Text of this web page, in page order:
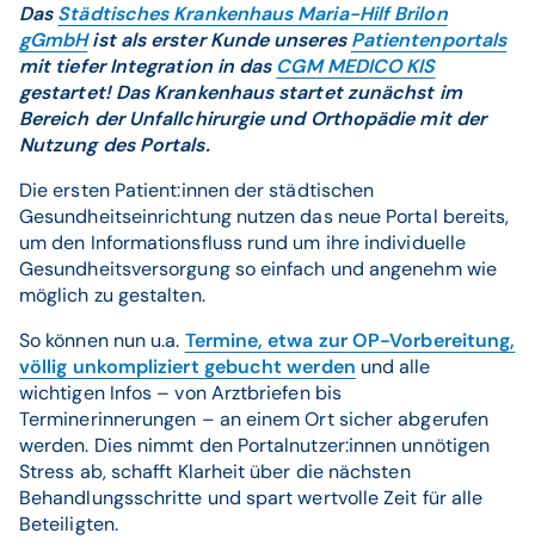
DasStädtisches Krankenhaus Maria-Hilf Brilon
gGmbHist als erster Kunde unseresPatientenportals
mit tiefer Integration in das CGM MEDICO KIS
gestartet! Das Krankenhaus startet zunächst im
Bereich der Unfallchirurgie und Orthopädie mit der
Nutzung des Portals.
Die ersten Patient:innen der städtischen
Gesundheitseinrichtung nutzen das neue Portal bereits,
um den Informationsfluss rund um ihre individuelle
Gesundheitsversorgung so einfach und angenehm wie
möglich zu gestalten.
So können nun u.a. Termine, etwa zur OP-Vorbereitung,
völlig unkompliziert gebucht werden und alle
wichtigen Infos – von Arztbriefen bis
Terminerinnerungen – an einem Ort sicher abgerufen
werden. Dies nimmt den Portalnutzer:innen unnötigen
Stress ab, schafft Klarheit über die nächsten
Behandlungsschritte und spart wertvolle Zeit für alle
Beteiligten.